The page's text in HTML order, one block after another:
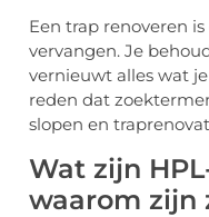
Een trap renoveren
vervangen. Je
vernieuwt alles wat
reden dat
slopen en
Wat zijn
waarom zijn